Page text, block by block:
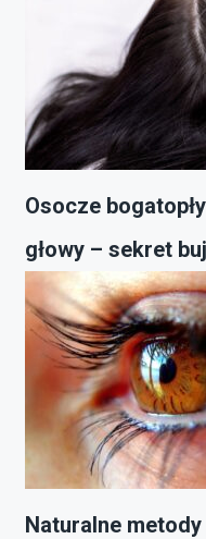
Osocze
głowy – sekret
Naturalne